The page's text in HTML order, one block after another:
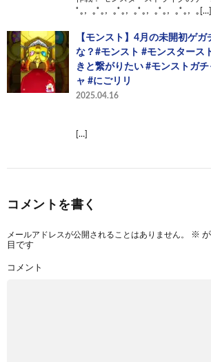
ﾟ｡，｡ﾟ｡，｡ﾟ｡，｡ﾟ｡，｡ﾟ｡，｡ﾟ｡，｡[…]
【モンスト】4月の未開初ゲ
な？#モンスト #モンスタース
きと繋がりたい #モンストガ
ャ #にごリリ
2025.04.16
[…]
コメントを書く
メールアドレスが公開されることはありません。 ※
目です
コメント